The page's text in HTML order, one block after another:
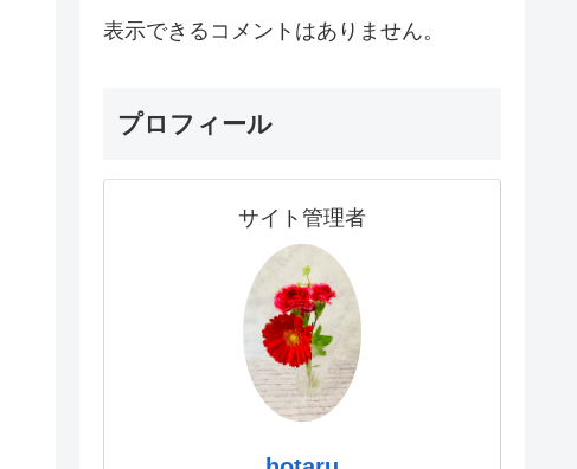
表示できるコメントはありません。
プロフィール
サイト管理者